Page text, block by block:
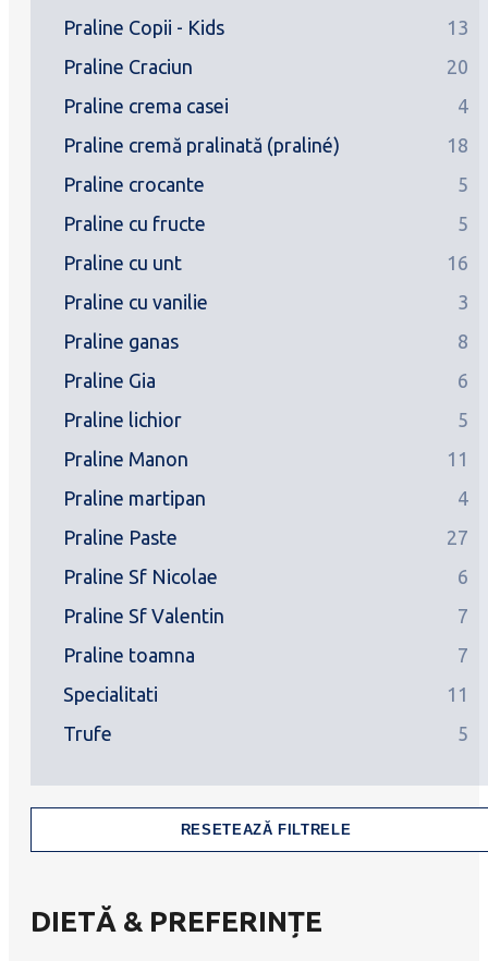
Praline Copii - Kids
13
Praline Craciun
20
Praline crema casei
4
Praline cremă pralinată (praliné)
18
Praline crocante
5
Praline cu fructe
5
Praline cu unt
16
Praline cu vanilie
3
Praline ganas
8
Praline Gia
6
Praline lichior
5
Praline Manon
11
Praline martipan
4
Praline Paste
27
Praline Sf Nicolae
6
Praline Sf Valentin
7
Praline toamna
7
Specialitati
11
Trufe
5
RESETEAZĂ FILTRELE
DIETĂ & PREFERINȚE